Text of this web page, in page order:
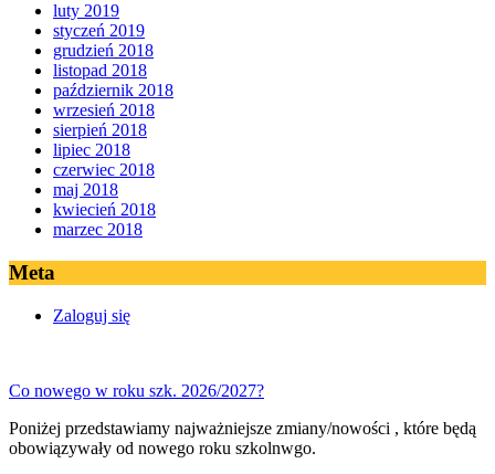
luty 2019
styczeń 2019
grudzień 2018
listopad 2018
październik 2018
wrzesień 2018
sierpień 2018
lipiec 2018
czerwiec 2018
maj 2018
kwiecień 2018
marzec 2018
Meta
Zaloguj się
Co nowego w roku szk. 2026/2027?
Poniżej przedstawiamy najważniejsze zmiany/nowości , które będą
obowiązywały od nowego roku szkolnwgo.